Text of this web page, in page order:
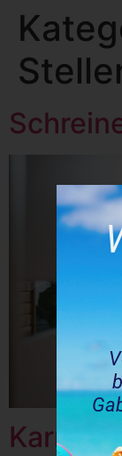
Zum
Inhalt
springen
Karriere